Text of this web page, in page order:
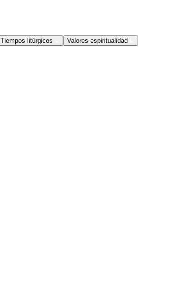
Tiempos litúrgicos Valores espiritualidad